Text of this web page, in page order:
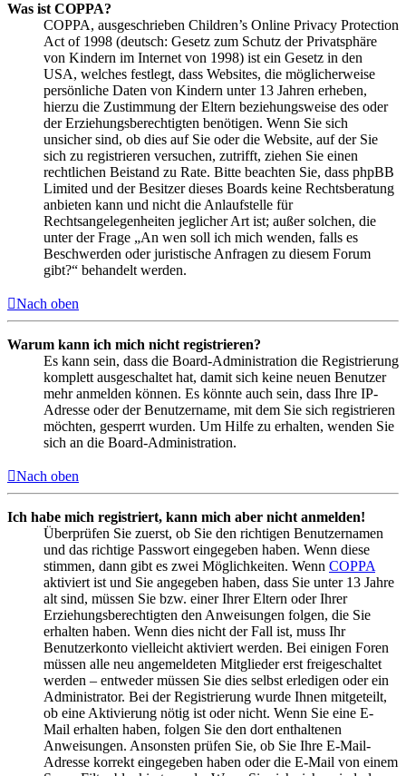
Was ist COPPA?
COPPA, ausgeschrieben Children’s Online Privacy Protection
Act of 1998 (deutsch: Gesetz zum Schutz der Privatsphäre
von Kindern im Internet von 1998) ist ein Gesetz in den
USA, welches festlegt, dass Websites, die möglicherweise
persönliche Daten von Kindern unter 13 Jahren erheben,
hierzu die Zustimmung der Eltern beziehungsweise des oder
der Erziehungsberechtigten benötigen. Wenn Sie sich
unsicher sind, ob dies auf Sie oder die Website, auf der Sie
sich zu registrieren versuchen, zutrifft, ziehen Sie einen
rechtlichen Beistand zu Rate. Bitte beachten Sie, dass phpBB
Limited und der Besitzer dieses Boards keine Rechtsberatung
anbieten kann und nicht die Anlaufstelle für
Rechtsangelegenheiten jeglicher Art ist; außer solchen, die
unter der Frage „An wen soll ich mich wenden, falls es
Beschwerden oder juristische Anfragen zu diesem Forum
gibt?“ behandelt werden.
Nach oben
Warum kann ich mich nicht registrieren?
Es kann sein, dass die Board-Administration die Registrierung
komplett ausgeschaltet hat, damit sich keine neuen Benutzer
mehr anmelden können. Es könnte auch sein, dass Ihre IP-
Adresse oder der Benutzername, mit dem Sie sich registrieren
möchten, gesperrt wurden. Um Hilfe zu erhalten, wenden Sie
sich an die Board-Administration.
Nach oben
Ich habe mich registriert, kann mich aber nicht anmelden!
Überprüfen Sie zuerst, ob Sie den richtigen Benutzernamen
und das richtige Passwort eingegeben haben. Wenn diese
stimmen, dann gibt es zwei Möglichkeiten. Wenn COPPA
aktiviert ist und Sie angegeben haben, dass Sie unter 13 Jahre
alt sind, müssen Sie bzw. einer Ihrer Eltern oder Ihrer
Erziehungsberechtigten den Anweisungen folgen, die Sie
erhalten haben. Wenn dies nicht der Fall ist, muss Ihr
Benutzerkonto vielleicht aktiviert werden. Bei einigen Foren
müssen alle neu angemeldeten Mitglieder erst freigeschaltet
werden – entweder müssen Sie dies selbst erledigen oder ein
Administrator. Bei der Registrierung wurde Ihnen mitgeteilt,
ob eine Aktivierung nötig ist oder nicht. Wenn Sie eine E-
Mail erhalten haben, folgen Sie den dort enthaltenen
Anweisungen. Ansonsten prüfen Sie, ob Sie Ihre E-Mail-
Adresse korrekt eingegeben haben oder die E-Mail von einem